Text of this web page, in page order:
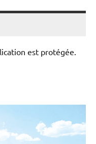
est protégée.